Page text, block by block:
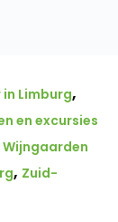
Limburg,
en excursies
Wijngaarden
, Zuid-